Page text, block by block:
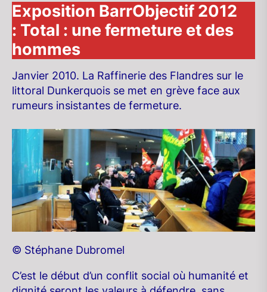
Exposition BarrObjectif 2012
: Total : une fermeture et des
hommes
Janvier 2010. La Raffinerie des Flandres sur le
littoral Dunkerquois se met en grève face aux
rumeurs insistantes de fermeture.
© Stéphane Dubromel
C’est le début d’un conflit social où humanité et